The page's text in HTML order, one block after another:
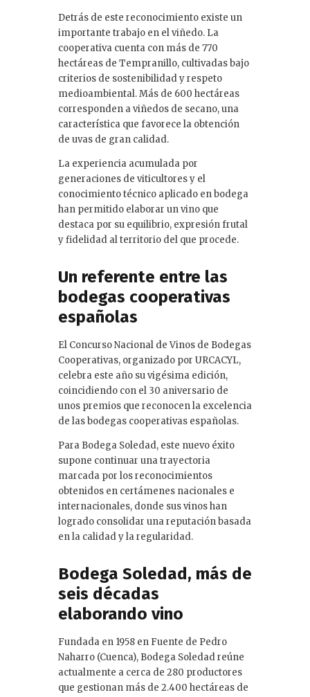
Detrás de este reconocimiento existe un
importante trabajo en el viñedo. La
cooperativa cuenta con más de 770
hectáreas de Tempranillo, cultivadas bajo
criterios de sostenibilidad y respeto
medioambiental. Más de 600 hectáreas
corresponden a viñedos de secano, una
característica que favorece la obtención
de uvas de gran calidad.
La experiencia acumulada por
generaciones de viticultores y el
conocimiento técnico aplicado en bodega
han permitido elaborar un vino que
destaca por su equilibrio, expresión frutal
y fidelidad al territorio del que procede.
Un referente entre las
bodegas cooperativas
españolas
El Concurso Nacional de Vinos de Bodegas
Cooperativas, organizado por URCACYL,
celebra este año su vigésima edición,
coincidiendo con el 30 aniversario de
unos premios que reconocen la excelencia
de las bodegas cooperativas españolas.
Para Bodega Soledad, este nuevo éxito
supone continuar una trayectoria
marcada por los reconocimientos
obtenidos en certámenes nacionales e
internacionales, donde sus vinos han
logrado consolidar una reputación basada
en la calidad y la regularidad.
Bodega Soledad, más de
seis décadas
elaborando vino
Fundada en 1958 en Fuente de Pedro
Naharro (Cuenca), Bodega Soledad reúne
actualmente a cerca de 280 productores
que gestionan más de 2.400 hectáreas de